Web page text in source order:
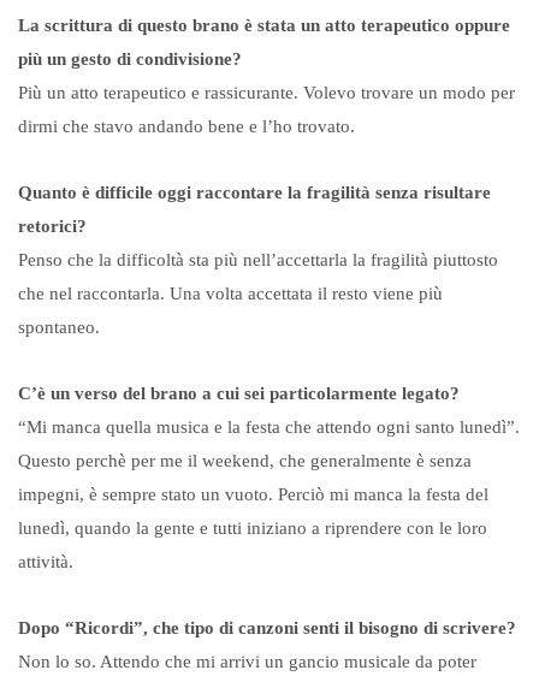
La scrittura di questo brano è stata un atto terapeutico oppure
più un gesto di condivisione?
Più un atto terapeutico e rassicurante. Volevo trovare un modo per
dirmi che stavo andando bene e l’ho trovato.
Quanto è difficile oggi raccontare la fragilità senza risultare
retorici?
Penso che la difficoltà sta più nell’accettarla la fragilità piuttosto
che nel raccontarla. Una volta accettata il resto viene più
spontaneo.
C’è un verso del brano a cui sei particolarmente legato?
“Mi manca quella musica e la festa che attendo ogni santo lunedì”.
Questo perchè per me il weekend, che generalmente è senza
impegni, è sempre stato un vuoto. Perciò mi manca la festa del
lunedì, quando la gente e tutti iniziano a riprendere con le loro
attività.
Dopo “Ricordi”, che tipo di canzoni senti il bisogno di scrivere?
Non lo so. Attendo che mi arrivi un gancio musicale da poter